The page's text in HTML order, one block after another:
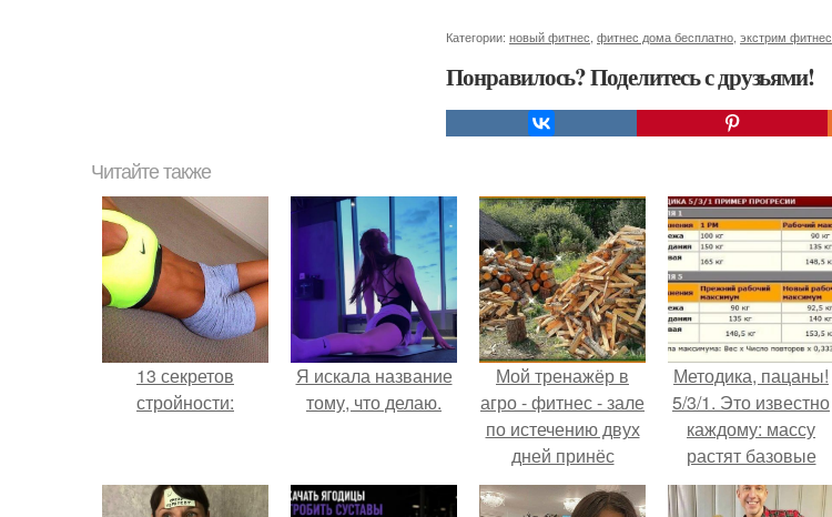
Категории: новый фитнес фитнес дома бесплатно экстрим фитнес
Понравилось? Поделитесь с друзьями!
Читайте также
13 секретов
стройности:
Я искала название
тому, что делаю.
Мой тренажёр в
агро - фитнес - зале
по истечению двух
дней принёс
ощутимый
результат.
Методика, пацаны!
5/3/1. Это известно
каждому: массу
растят базовые
упражнения.